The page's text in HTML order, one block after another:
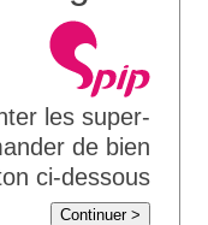
les super-
de bien
ci-dessous
Continuer >